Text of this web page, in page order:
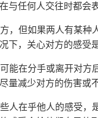
与任何人交往时都会
但如果两人有某种
下，关心对方的感受
在分手或离开对方
量减少对方的伤害或
在乎他人的感受，